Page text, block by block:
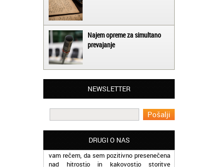
Najem opreme za simultano
prevajanje
NEWSLETTER
DRUGI O NAS
Matjaž iz Ajdovščine:
Lahko pohvalim vse zaposlene v Akademiji
prevajalske storitve opravljajo hitro in
Potrebovala sem prevajanje iz
madžarskega v slovenski jezik in lahko
vam rečem, da sem pozitivno presenečena
nad hitrostjo in kakovostjo storitve
prevajalcev Akademije Oxford.